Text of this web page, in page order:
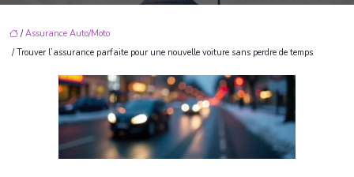
/Assurance Auto/Moto
/ Trouver l’assurance parfaite pour une nouvelle voiture sans perdre de temps